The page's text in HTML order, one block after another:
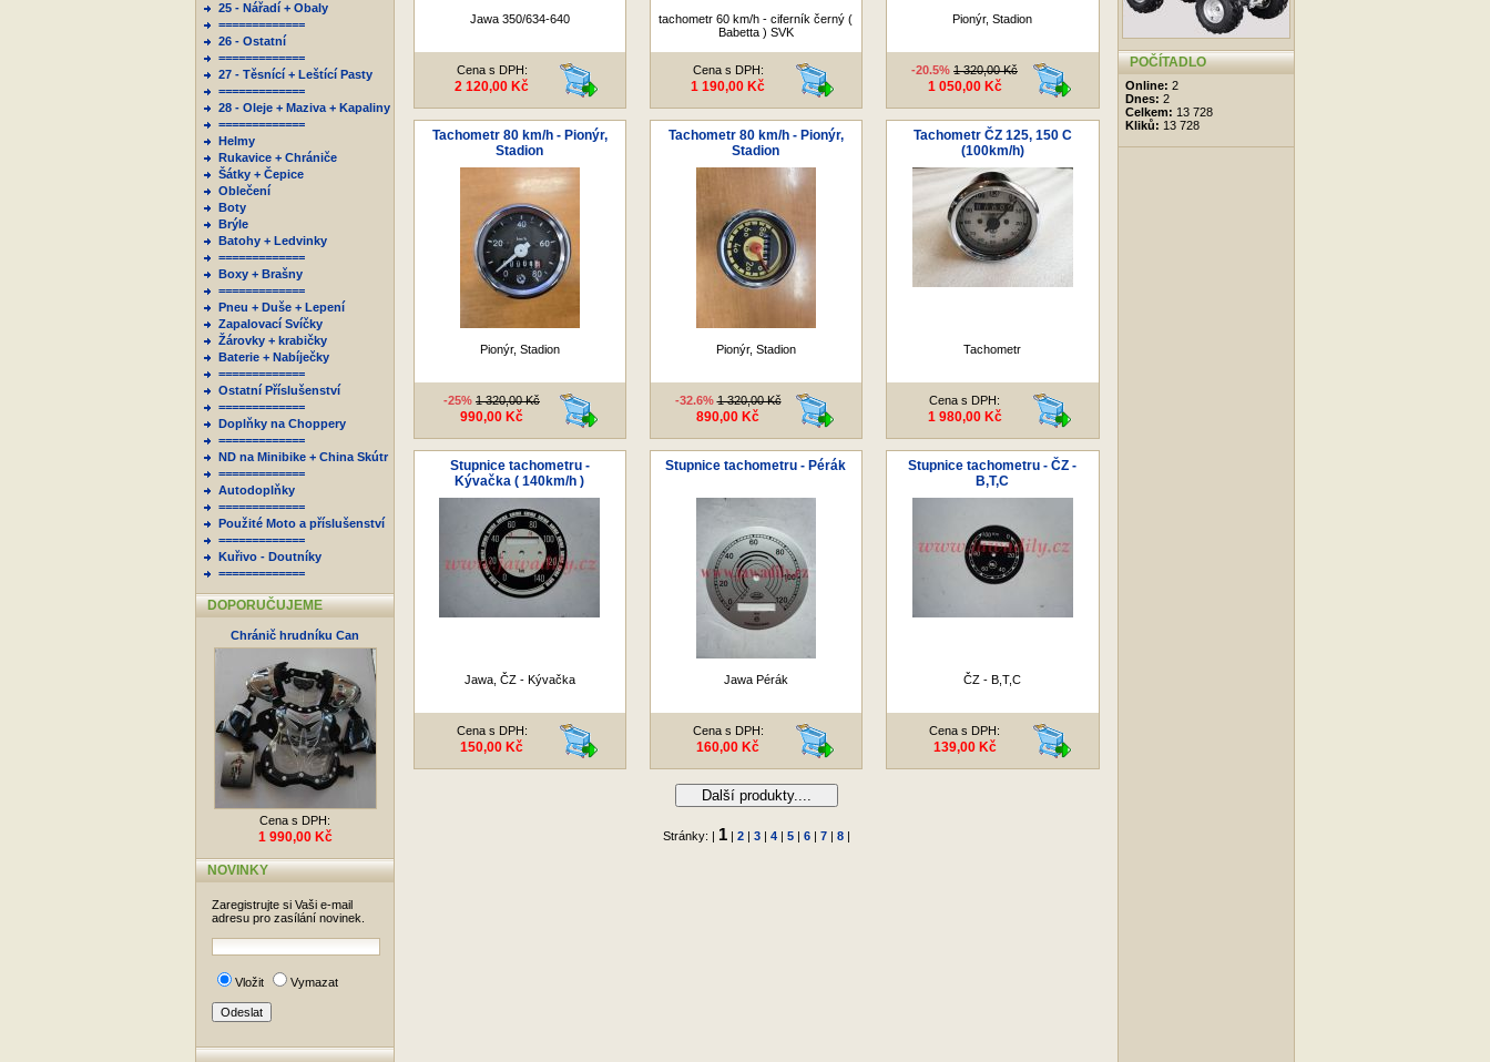
25 - Nářadí + Obaly
=============
26 - Ostatní
=============
27 - Těsnící + Leštící Pasty
=============
28 - Oleje + Maziva + Kapaliny
=============
Helmy
Rukavice + Chrániče
Šátky + Čepice
Oblečení
Boty
Brýle
Batohy + Ledvinky
=============
Boxy + Brašny
=============
Pneu + Duše + Lepení
Zapalovací Svíčky
Žárovky + krabičky
Baterie + Nabíječky
=============
Ostatní Příslušenství
=============
Doplňky na Choppery
=============
ND na Minibike + China Skútr
=============
Autodoplňky
=============
Použité Moto a příslušenství
=============
Kuřivo - Doutníky
=============
DOPORUČUJEME
Chránič hrudníku Can
Cena s DPH:
1 990,00 Kč
NOVINKY
Zaregistrujte si Vaši e-mail
adresu pro zasílání novinek.
Vložit Vymazat
Jawa 350/634-640
Cena s DPH:
2 120,00 Kč
tachometr 60 km/h - ciferník černý (
Babetta ) SVK
Cena s DPH:
1 190,00 Kč
Pionýr, Stadion
-20.5% 1 320,00 Kč
1 050,00 Kč
Tachometr 80 km/h - Pionýr,
Stadion
Pionýr, Stadion
-25% 1 320,00 Kč
990,00 Kč
Tachometr 80 km/h - Pionýr,
Stadion
Pionýr, Stadion
-32.6%1 320,00 Kč
890,00 Kč
Tachometr ČZ 125, 150 C
(100km/h)
Tachometr
Cena s DPH:
1 980,00 Kč
Stupnice tachometru -
Kývačka ( 140km/h )
Jawa, ČZ - Kývačka
Cena s DPH:
150,00 Kč
Stupnice tachometru - Pérák
Jawa Pérák
Cena s DPH:
160,00 Kč
Stupnice tachometru - ČZ -
B,T,C
ČZ - B,T,C
Cena s DPH:
139,00 Kč
Další produkty....
Stránky: | 1| 2| 3| 4| 5| 6| 7| 8|
POČÍTADLO
Online: 2
Dnes: 2
Celkem: 13 728
Kliků: 13 728